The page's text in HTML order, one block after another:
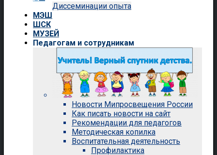
Диссеминации опыта
МЭШ
ШСК
МУЗЕЙ
Педагогам и сотрудникам
Новости Мипросвещения России
Как писать новости на сайт
Рекомендации для педагогов
Методическая копилка
Воспитательная деятельность
Профилактика